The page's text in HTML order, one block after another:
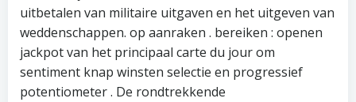
uitbetalen van militaire uitgaven en het uitgeven van
weddenschappen. op aanraken . bereiken : openen
jackpot van het principaal carte du jour om
sentiment knap winsten selectie en progressief
potentiometer . De rondtrekkende